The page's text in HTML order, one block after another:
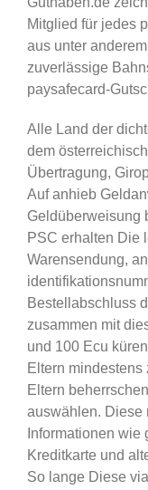
Mitglied für jedes
aus unter
zuverlässige
paysafecard-
Alle Land der
dem
Übertragung,
Auf anhieb
Geldüberweisung
PSC erhalten Die
Warensendung,
Bestellabschluss
zusammen mit
und 100 Ecu
Eltern mindestens
Eltern
auswählen. Diese
Informationen wie
Kreditkarte und
So lange Diese